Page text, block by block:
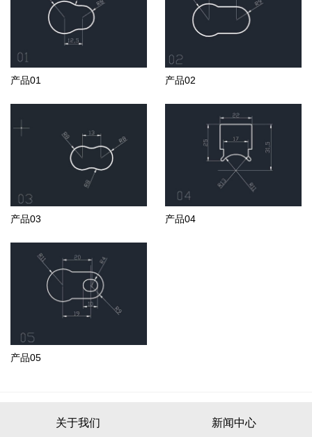
产品01 产品02
产品03 产品04
产品05
关于我们 新闻中心